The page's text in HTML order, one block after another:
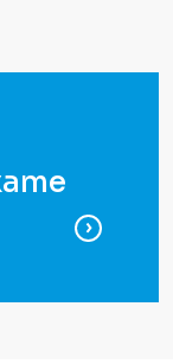
para